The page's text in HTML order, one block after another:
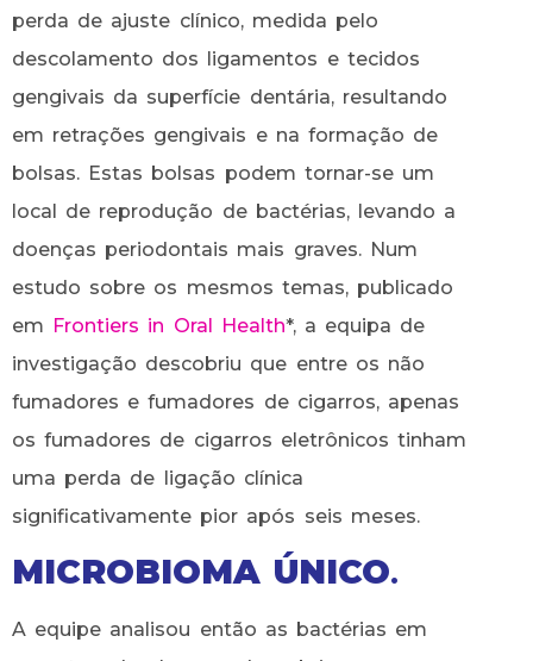
perda de ajuste clínico, medida pelo
descolamento dos ligamentos e tecidos
gengivais da superfície dentária, resultando
em retrações gengivais e na formação de
bolsas. Estas bolsas podem tornar-se um
local de reprodução de bactérias, levando a
doenças periodontais mais graves. Num
estudo sobre os mesmos temas, publicado
em Frontiers in Oral Health*, a equipa de
investigação descobriu que entre os não
fumadores e fumadores de cigarros, apenas
os fumadores de cigarros eletrônicos tinham
uma perda de ligação clínica
significativamente pior após seis meses.
MICROBIOMA ÚNICO.
A equipe analisou então as bactérias em